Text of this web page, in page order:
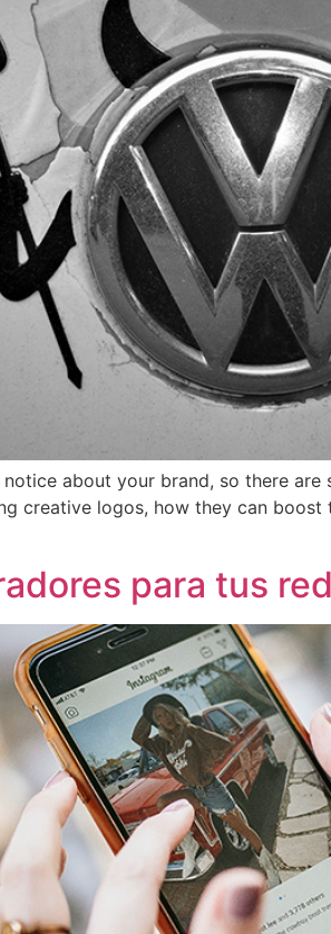
about your brand, so there
creative logos, how they can
para tus